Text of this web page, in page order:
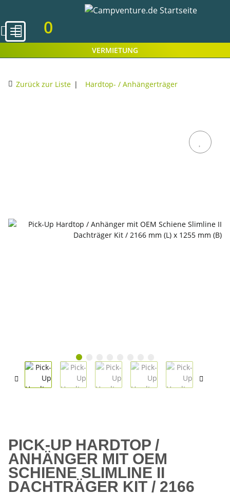
0
VERMIETUNG
Zurück zur Liste Hardtop- / Anhängerträger
PICK-UP HARDTOP /
ANHÄNGER MIT OEM
SCHIENE SLIMLINE II
DACHTRÄGER KIT / 2166